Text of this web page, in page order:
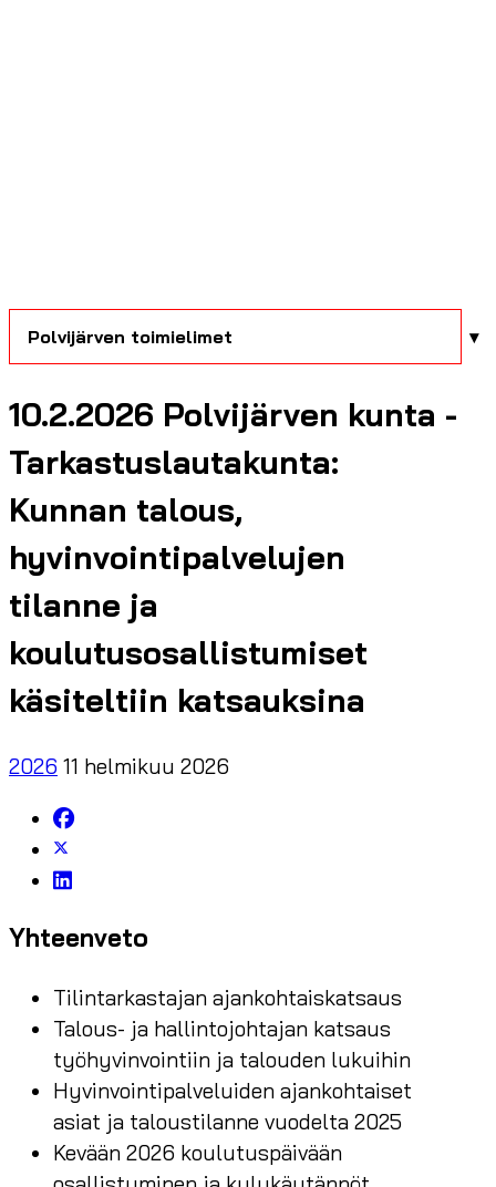
Polvijärven toimielimet
10.2.2026 Polvijärven kunta -
Tarkastuslautakunta:
Kunnan talous,
hyvinvointipalvelujen
tilanne ja
koulutusosallistumiset
käsiteltiin katsauksina
2026 11 helmikuu 2026
Yhteenveto
Tilintarkastajan ajankohtaiskatsaus
Talous- ja hallintojohtajan katsaus
työhyvinvointiin ja talouden lukuihin
Hyvinvointipalveluiden ajankohtaiset
asiat ja taloustilanne vuodelta 2025
Kevään 2026 koulutuspäivään